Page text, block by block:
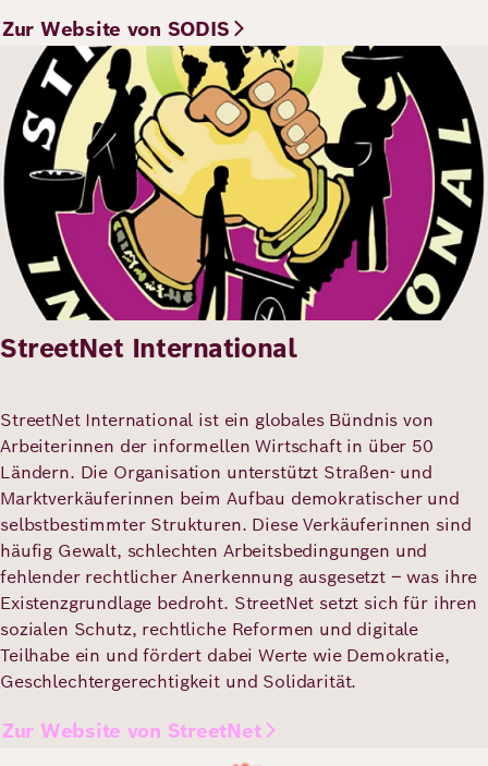
Zur Website von SODIS
StreetNet International
StreetNet International ist ein globales Bündnis von
Arbeiterinnen der informellen Wirtschaft in über 50
Ländern. Die Organisation unterstützt Straßen- und
Marktverkäuferinnen beim Aufbau demokratischer und
selbstbestimmter Strukturen. Diese Verkäuferinnen sind
häufig Gewalt, schlechten Arbeitsbedingungen und
fehlender rechtlicher Anerkennung ausgesetzt – was ihre
Existenzgrundlage bedroht. StreetNet setzt sich für ihren
sozialen Schutz, rechtliche Reformen und digitale
Teilhabe ein und fördert dabei Werte wie Demokratie,
Geschlechtergerechtigkeit und Solidarität.
Zur Website von StreetNet